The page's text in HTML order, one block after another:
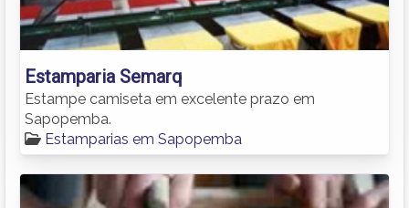
Estamparia Semarq
Estampe camiseta em excelente prazo em
Sapopemba.
Estamparias em Sapopemba